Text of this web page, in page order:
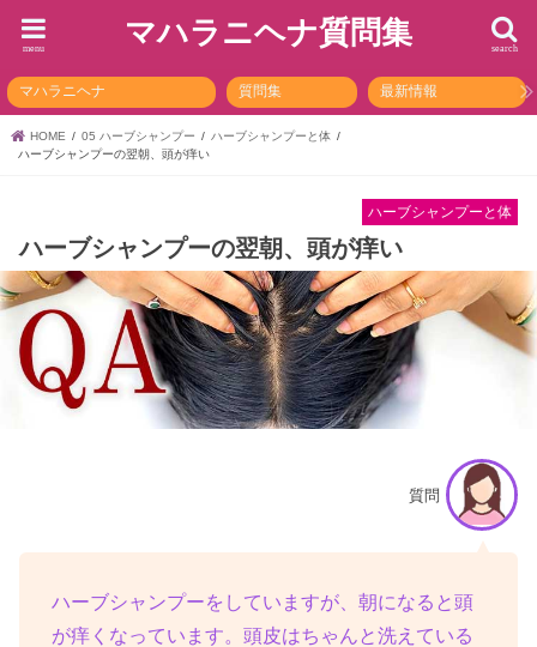
マハラニヘナ質問集 search
menu
マハラニヘナ 質問集 最新情報
HOME 05 ハーブシャンプー
ハーブシャンプーと体
ハーブシャンプーの翌朝、頭が痒い
ハーブシャンプーと体
ハーブシャンプーの翌朝、頭が痒い
質問
ハーブシャンプーをしていますが、朝になると頭
が痒くなっています。頭皮はちゃんと洗えている